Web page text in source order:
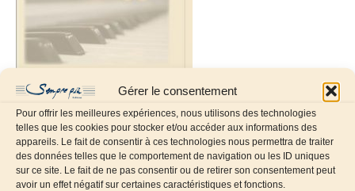
Gérer le consentement
Pour offrir les meilleures expériences, nous utilisons des technologies
telles que les cookies pour stocker et/ou accéder aux informations des
appareils. Le fait de consentir à ces technologies nous permettra de traiter
des données telles que le comportement de navigation ou les ID uniques
sur ce site. Le fait de ne pas consentir ou de retirer son consentement peut
avoir un effet négatif sur certaines caractéristiques et fonctions.
Laissez un commentaire